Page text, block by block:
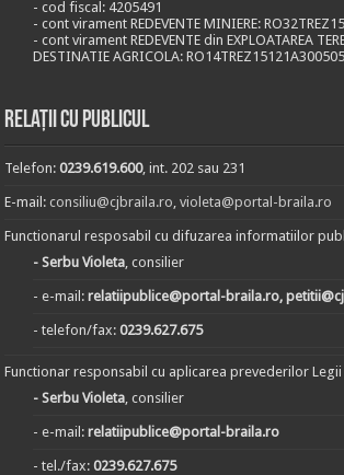
- cod fiscal: 4205491
- cont virament REDEVENTE MINIERE:
- cont virament REDEVENTE din EXPLOATAREA
DESTINATIE AGRICOLA:
Relații cu publicul
Telefon:0239.619.600, int. 202 sau 231
E-mail:consiliu@cjbraila.ro,violeta@portal-braila.ro
Functionarul resposabil cu difuzarea informatiilor
- Serbu Violeta, consilier
- e-mail:relatiipublice@portal-braila.ro,
- telefon/fax:0239.627.675
Functionar responsabil cu aplicarea prevederilor
- Serbu Violeta, consilier
- e-mail:relatiipublice@portal-braila.ro
- tel./fax:0239.627.675